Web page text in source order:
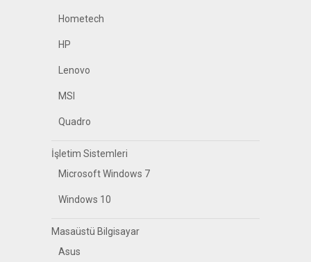
Hometech
HP
Lenovo
MSI
Quadro
İşletim Sistemleri
Microsoft Windows 7
Windows 10
Masaüstü Bilgisayar
Asus